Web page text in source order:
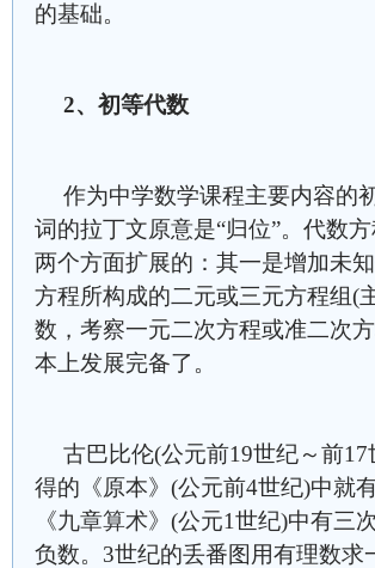
的基础。
2、初等代数
作为中学数学课程主要内容的
词的拉丁文原意是“归位”。代数
两个方面扩展的：其一是增加未
方程所构成的二元或三元方程组(
数，考察一元二次方程或准二次
本上发展完备了。
古巴比伦(公元前19世纪～前
得的《原本》(公元前4世纪)中就
《九章算术》 (公元1世纪)中有三
负数。3世纪的丢番图用有理数